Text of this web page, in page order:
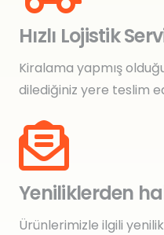
Hızlı Lojistik
Kiralama yapmış
dilediğiniz yere teslim
Yeniliklerden
Ürünlerimizle ilgili